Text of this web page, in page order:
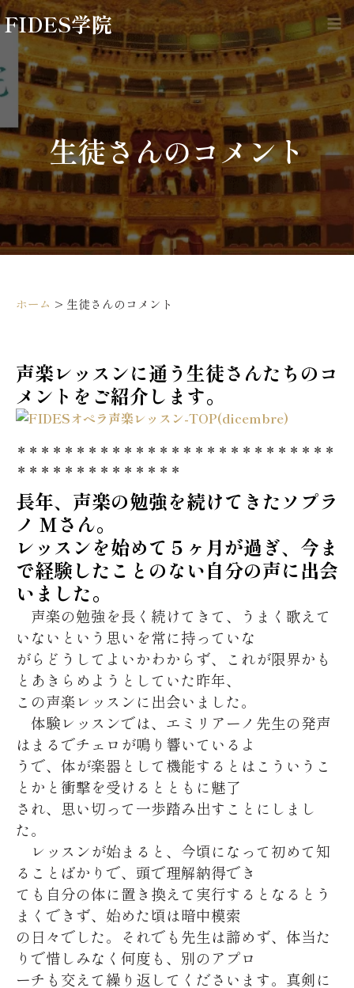
内
容
ス
キ
プ
FIDES学院
生徒さんのコメント
ホーム > 生徒さんのコメント
声楽レッスンに通う生徒さんたちのコ
メントをご紹介します。
＊＊＊＊＊＊＊＊＊＊＊＊＊＊＊＊＊＊＊＊＊＊＊＊＊＊＊
＊＊＊＊＊＊＊＊＊＊＊＊＊＊
長年、声楽の勉強を続けてきたソプラ
ノ Mさん。
レッスンを始めて５ヶ月が過ぎ、今ま
で経験したことのない自分の声に出会
いました。
声楽の勉強を長く続けてきて、うまく歌えて
いないという思いを常に持っていな
がらどうしてよいかわからず、これが限界かも
とあきらめようとしていた昨年、
この声楽レッスンに出会いました。
体験レッスンでは、エミリアーノ先生の発声
はまるでチェロが鳴り響いているよ
うで、体が楽器として機能するとはこういうこ
とかと衝撃を受けるとともに魅了
され、思い切って一歩踏み出すことにしまし
た。
レッスンが始まると、今頃になって初めて知
ることばかりで、頭で理解納得でき
ても自分の体に置き換えて実行するとなるとう
まくできず、始めた頃は暗中模索
の日々でした。それでも先生は諦めず、体当た
りで惜しみなく何度も、別のアプロ
ーチも交えて繰り返してくださいます。真剣に